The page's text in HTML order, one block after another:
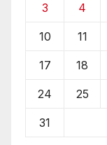
3 4
10 11
17 18
24 25
31